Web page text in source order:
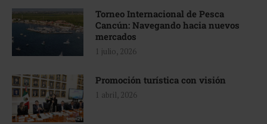
Torneo Internacional de Pesca
Cancún: Navegando hacia nuevos
mercados
1 julio, 2026
Promoción turística con visión
1 abril, 2026